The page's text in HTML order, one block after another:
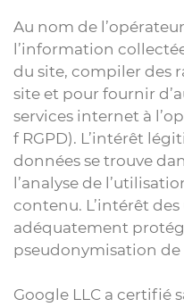
Au nom de
l’information
du site, compiler des
site et pour fournir
services internet à
f RGPD). L’intérêt
données se trouve
l’analyse de
contenu. L’intérêt
adéquatement
pseudonymisation de
Google LLC a certifié